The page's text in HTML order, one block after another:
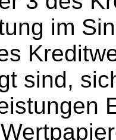
im
sind,